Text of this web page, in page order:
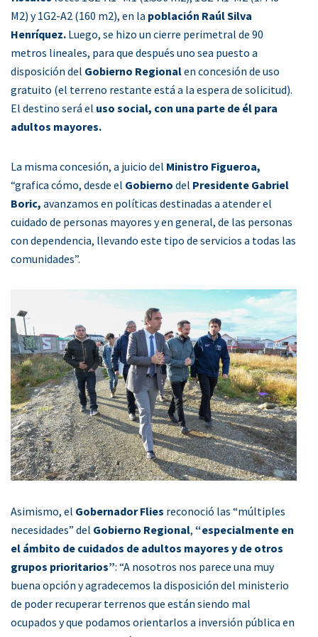
M2) y 1G2-A2 (160 m2), en la población Raúl Silva
Henríquez. Luego, se hizo un cierre perimetral de 90
metros lineales, para que después uno sea puesto a
disposición del Gobierno Regionalen concesión de uso
gratuito (el terreno restante está a la espera de solicitud).
El destino será el uso social, con una parte de él para
adultos mayores.
La misma concesión, a juicio del Ministro Figueroa,
“grafica cómo, desde el Gobierno del Presidente Gabriel
Boric, avanzamos en políticas destinadas a atender el
cuidado de personas mayores y en general, de las personas
con dependencia, llevando este tipo de servicios a todas las
comunidades”.
Asimismo, el Gobernador Flies reconoció las “múltiples
necesidades” del Gobierno Regional, “especialmente en
el ámbito de cuidados de adultos mayores y de otros
grupos prioritarios”: “A nosotros nos parece una muy
buena opción y agradecemos la disposición del ministerio
de poder recuperar terrenos que están siendo mal
ocupados y que podamos orientarlos a inversión pública en